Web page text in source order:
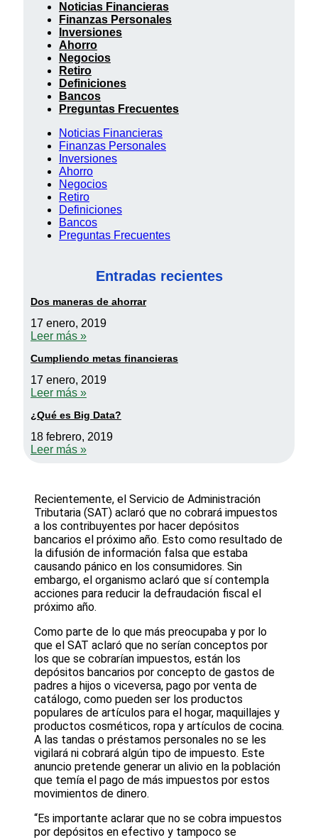
Noticias Financieras
Finanzas Personales
Inversiones
Ahorro
Negocios
Retiro
Definiciones
Bancos
Preguntas Frecuentes
Noticias Financieras
Finanzas Personales
Inversiones
Ahorro
Negocios
Retiro
Definiciones
Bancos
Preguntas Frecuentes
Entradas recientes
Dos maneras de ahorrar
17 enero, 2019
Leer más »
Cumpliendo metas financieras
17 enero, 2019
Leer más »
¿Qué es Big Data?
18 febrero, 2019
Leer más »
Recientemente, el Servicio de Administración
Tributaria (SAT) aclaró que no cobrará impuestos
a los contribuyentes por hacer depósitos
bancarios el próximo año. Esto como resultado de
la difusión de información falsa que estaba
causando pánico en los consumidores. Sin
embargo, el organismo aclaró que sí contempla
acciones para reducir la defraudación fiscal el
próximo año.
Como parte de lo que más preocupaba y por lo
que el SAT aclaró que no serían conceptos por
los que se cobrarían impuestos, están los
depósitos bancarios por concepto de gastos de
padres a hijos o viceversa, pago por venta de
catálogo, como pueden ser los productos
populares de artículos para el hogar, maquillajes y
productos cosméticos, ropa y artículos de cocina.
A las tandas o préstamos personales no se les
vigilará ni cobrará algún tipo de impuesto. Este
anuncio pretende generar un alivio en la población
que temía el pago de más impuestos por estos
movimientos de dinero.
“Es importante aclarar que no se cobra impuestos
por depósitos en efectivo y tampoco se